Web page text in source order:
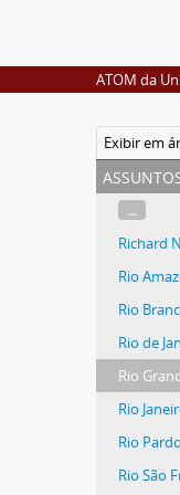
ATOM da
Exibir em
...
Richard
Rio
Rio
Rio de
Rio
Rio
Rio Pardo
Rio São